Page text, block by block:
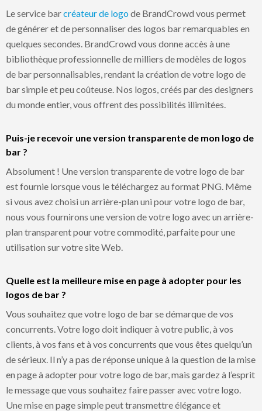
Le service barcréateur de logode BrandCrowd vous permet
de générer et de personnaliser des logos bar remarquables en
quelques secondes. BrandCrowd vous donne accès à une
bibliothèque professionnelle de milliers de modèles de logos
de bar personnalisables, rendant la création de votre logo de
bar simple et peu coûteuse. Nos logos, créés par des designers
du monde entier, vous offrent des possibilités illimitées.
Puis-je recevoir une version transparente de mon logo de
bar ?
Absolument ! Une version transparente de votre logo de bar
est fournie lorsque vous le téléchargez au format PNG. Même
si vous avez choisi un arrière-plan uni pour votre logo de bar,
nous vous fournirons une version de votre logo avec un arrière-
plan transparent pour votre commodité, parfaite pour une
utilisation sur votre site Web.
Quelle est la meilleure mise en page à adopter pour les
logos de bar ?
Vous souhaitez que votre logo de bar se démarque de vos
concurrents. Votre logo doit indiquer à votre public, à vos
clients, à vos fans et à vos concurrents que vous êtes quelqu’un
de sérieux. Il n’y a pas de réponse unique à la question de la mise
en page à adopter pour votre logo de bar, mais gardez à l’esprit
le message que vous souhaitez faire passer avec votre logo.
Une mise en page simple peut transmettre élégance et